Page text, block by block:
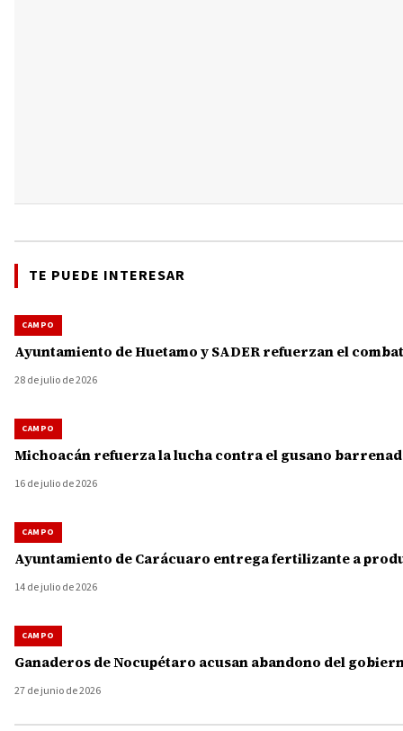
TE PUEDE INTERESAR
CAMPO
Ayuntamiento de Huetamo y SADER refuerzan el
28 de julio de 2026
CAMPO
Michoacán refuerza la lucha contra el gusano
16 de julio de 2026
CAMPO
Ayuntamiento de Carácuaro entrega fertilizante a
14 de julio de 2026
CAMPO
Ganaderos de Nocupétaro acusan abandono del
27 de junio de 2026